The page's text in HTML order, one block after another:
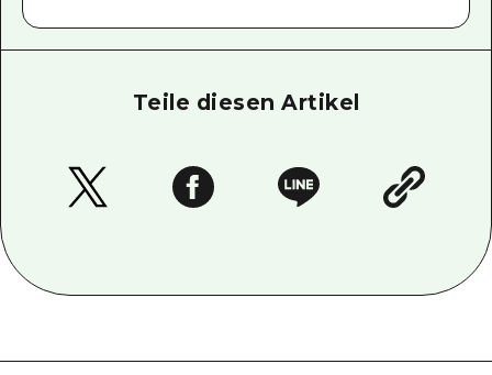
Teile diesen Artikel